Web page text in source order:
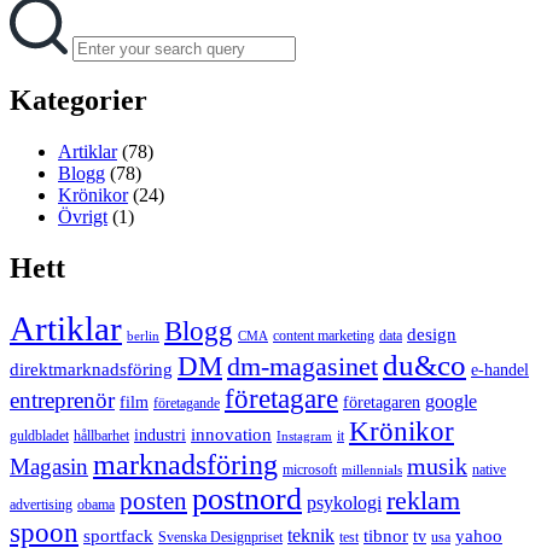
Search
for:
Kategorier
Artiklar(78)
Blogg (78)
Krönikor(24)
Övrigt (1)
Hett
Artiklar berlin Blogg CMA content marketing data design
direktmarknadsföring DMdm-magasinet du&co e-handel
entreprenör film företagande företagare företagaren google
guldbladet hållbarhet industri innovation Instagram it Krönikor
Magasin marknadsföring microsoft millennials musik native
advertising obama posten postnord psykologi reklam
spoon sportfack Svenska Designpriset teknik test tibnor tv usa yahoo